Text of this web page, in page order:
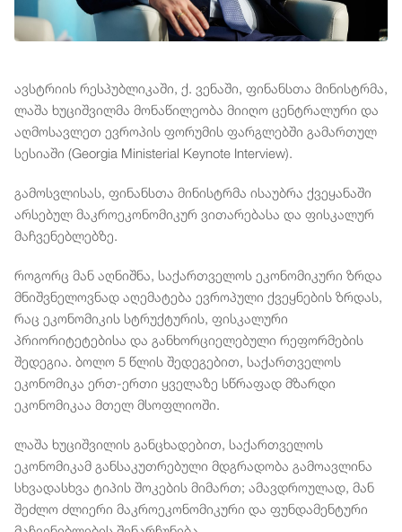
ავსტრიის რესპუბლიკაში, ქ. ვენაში, ფინანსთა მინისტრმა,
ლაშა ხუციშვილმა მონაწილეობა მიიღო ცენტრალური და
აღმოსავლეთ ევროპის ფორუმის ფარგლებში გამართულ
სესიაში (Georgia Ministerial Keynote Interview).
გამოსვლისას, ფინანსთა მინისტრმა ისაუბრა ქვეყანაში
არსებულ მაკროეკონომიკურ ვითარებასა და ფისკალურ
მაჩვენებლებზე.
როგორც მან აღნიშნა, საქართველოს ეკონომიკური ზრდა
მნიშვნელოვნად აღემატება ევროპული ქვეყნების ზრდას,
რაც ეკონომიკის სტრუქტურის, ფისკალური
პრიორიტეტებისა და განხორციელებული რეფორმების
შედეგია. ბოლო 5 წლის შედეგებით, საქართველოს
ეკონომიკა ერთ-ერთი ყველაზე სწრაფად მზარდი
ეკონომიკაა მთელ მსოფლიოში.
ლაშა ხუციშვილის განცხადებით, საქართველოს
ეკონომიკამ განსაკუთრებული მდგრადობა გამოავლინა
სხვადასხვა ტიპის შოკების მიმართ; ამავდროულად, მან
შეძლო ძლიერი მაკროეკონომიკური და ფუნდამენტური